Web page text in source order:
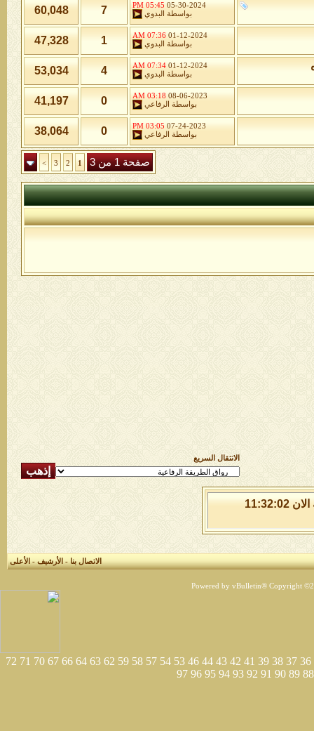
05-30-2024
05:45 PM
بواسطة
البدوي 7
60,048
01-12-2024
07:36 AM
بواسطة
البدوي 1
47,328
01-12-2024
07:34 AM
بواسطة
البدوي 4
53,034
08-06-2023
03:18 AM
بواسطة
الرفاعي 0
41,197
07-24-2023
03:05 PM
بواسطة
الرفاعي 0
38,064
صفحة 1 من 3 1
2
3
>
الانتقال السريع
الاحد 9 من اغسطس 2026 , الساعة الان 11:32:02
الاتصال بنا-الأرشيف-الأعلى
Powered by vBulletin® Copyright
36
37
38
39
41
42
43
44
46
53
54
57
58
59
62
63
64
66
67
70
71
72
88
89
90
91
92
93
94
95
96
97